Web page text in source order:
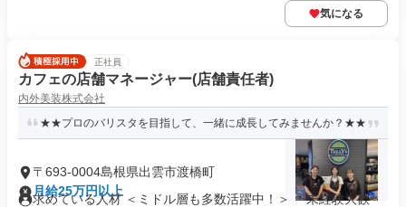
気になる
正社員
カフェの店舗マネージャー(店舗責任者)
内外美装株式会社
★★プロのバリスタを目指して、一緒に成長してみませんか？★★
〒693-0004島根県出雲市渡橋町
月給25万円以上
求めている人材 ＜ミドル層も多数活躍中！＞ ＊未経験大歓